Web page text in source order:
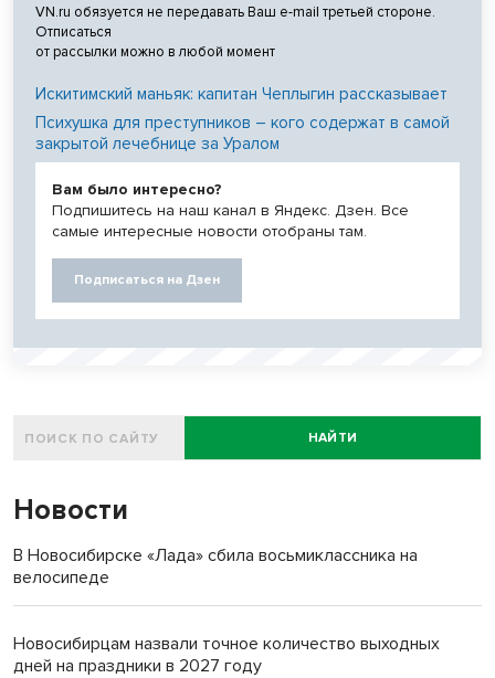
VN.ru обязуется не передавать Ваш e-mail третьей стороне.
Отписаться
от рассылки можно в любой момент
Искитимский маньяк: капитан Чеплыгин рассказывает
Психушка для преступников – кого содержат в самой
закрытой лечебнице за Уралом
Вам было интересно?
Подпишитесь на наш канал в Яндекс. Дзен. Все
самые интересные новости отобраны там.
Подписаться на Дзен
НАЙТИ
Новости
В Новосибирске «Лада» сбила восьмиклассника на
велосипеде
Новосибирцам назвали точное количество выходных
дней на праздники в 2027 году